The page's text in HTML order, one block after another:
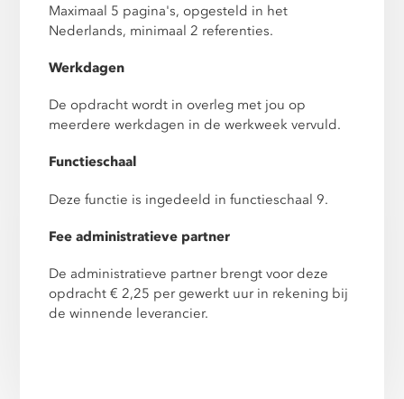
Maximaal 5 pagina's, opgesteld in het
Nederlands, minimaal 2 referenties.
Werkdagen
De opdracht wordt in overleg met jou op
meerdere werkdagen in de werkweek vervuld.
Functieschaal
Deze functie is ingedeeld in functieschaal 9.
Fee administratieve partner
De administratieve partner brengt voor deze
opdracht € 2,25 per gewerkt uur in rekening bij
de winnende leverancier.